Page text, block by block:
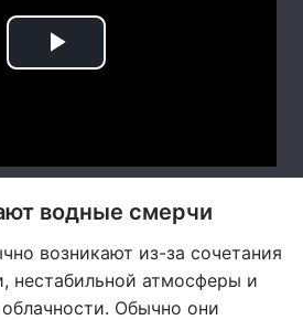
водные смерчи
возникают из-за сочетания
нестабильной атмосферы и
Обычно они